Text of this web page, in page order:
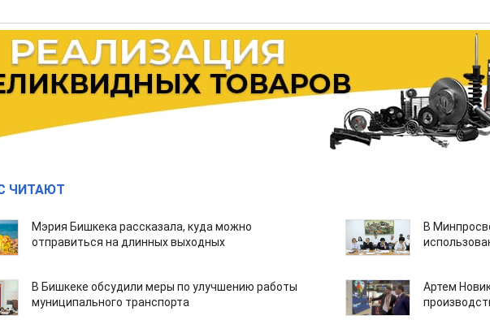
ЧИТАЮТ
Мэрия Бишкека рассказала, куда можно
отправиться на длинных выходных
В
В Бишкеке обсудили меры по улучшению работы
муниципального транспорта
Артем